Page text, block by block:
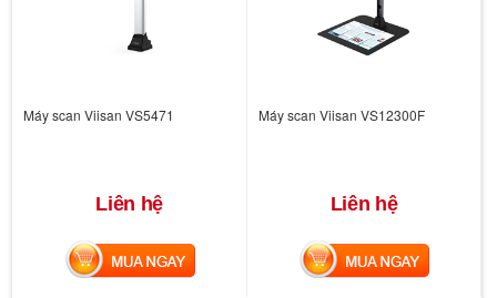
Máy scan Viisan VS5471
Liên hệ
MUA NGAY
Máy scan Viisan VS12300F
Liên hệ
MUA NGAY